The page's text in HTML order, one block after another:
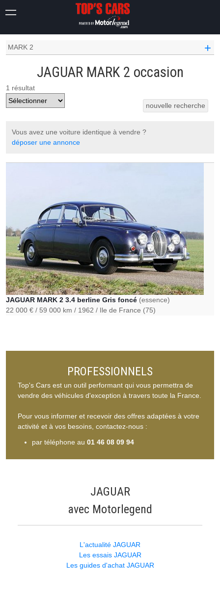
JAGUAR OCCASION
MARK 2
+
JAGUAR MARK 2 occasion
1 résultat
nouvelle recherche
Vous avez une voiture identique à vendre ?
déposer une annonce
JAGUAR MARK 2 3.4 berline Gris foncé (essence)
22 000 €
59 000 km 1962 Ile de France (75)
PROFESSIONNELS
Top's Cars est un outil performant qui vous permettra de
vendre des véhicules d'exception à travers toute la France.
Pour vous informer et recevoir des offres adaptées à votre
activité et à vos besoins, contactez-nous :
par téléphone au 01 46 08 09 94
JAGUAR
avec Motorlegend
L'actualité JAGUAR
Les essais JAGUAR
Les guides d'achat JAGUAR